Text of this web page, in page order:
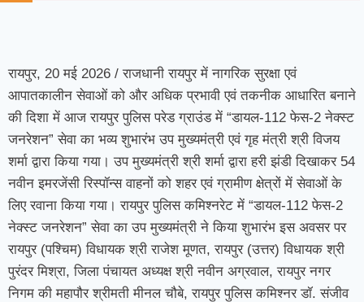
रायपुर, 20 मई 2026 / राजधानी रायपुर में नागरिक सुरक्षा एवं
आपातकालीन सेवाओं को और अधिक प्रभावी एवं तकनीक आधारित बनाने
की दिशा में आज रायपुर पुलिस परेड ग्राउंड में “डायल-112 फेस-2 नेक्स्ट
जनरेशन” सेवा का भव्य शुभारंभ उप मुख्यमंत्री एवं गृह मंत्री श्री विजय
शर्मा द्वारा किया गया। उप मुख्यमंत्री श्री शर्मा द्वारा हरी झंडी दिखाकर 54
नवीन इमरजेंसी रिस्पॉन्स वाहनों को शहर एवं ग्रामीण क्षेत्रों में सेवाओं के
लिए रवाना किया गया। रायपुर पुलिस कमिश्नरेट में “डायल-112 फेस-2
नेक्स्ट जनरेशन” सेवा का उप मुख्यमंत्री ने किया शुभारंभ इस अवसर पर
रायपुर (पश्चिम) विधायक श्री राजेश मूणत, रायपुर (उत्तर) विधायक श्री
पुरंदर मिश्रा, जिला पंचायत अध्यक्ष श्री नवीन अग्रवाल, रायपुर नगर
निगम की महापौर श्रीमती मीनल चौबे, रायपुर पुलिस कमिश्नर डॉ. संजीव